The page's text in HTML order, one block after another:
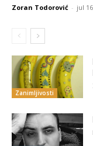
Zoran Todorović - jul
Zanimljivosti